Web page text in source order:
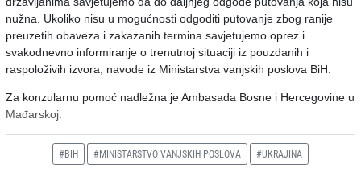
nužna. Ukoliko nisu u mogućnosti odgoditi putovanje zbog ranije
preuzetih obaveza i zakazanih termina savjetujemo oprez i
svakodnevno informiranje o trenutnoj situaciji iz pouzdanih i
raspoloživih izvora, navode iz Ministarstva vanjskih poslova BiH.
Za konzularnu pomoć nadležna je Ambasada Bosne i Hercegovine u
Mađarskoj.
#BIH #MINISTARSTVO VANJSKIH POSLOVA #UKRAJINA